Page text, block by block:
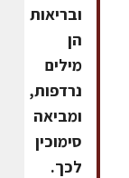
ובריאות
הן
מילים
נרדפות,
ומביאה
סימוכין
לכך.